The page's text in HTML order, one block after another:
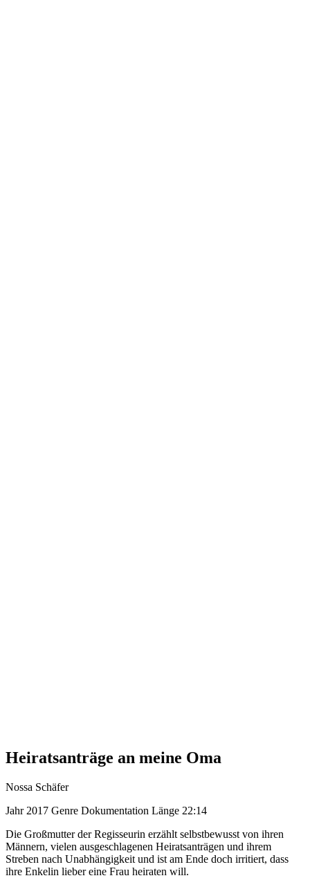
Heiratsanträge an meine Oma
Nossa Schäfer
Jahr2017 Genre Dokumentation Länge 22:14
Die Großmutter der Regisseurin erzählt selbstbewusst von ihren
Männern, vielen ausgeschlagenen Heiratsanträgen und ihrem
Streben nach Unabhängigkeit und ist am Ende doch irritiert, dass
ihre Enkelin lieber eine Frau heiraten will.